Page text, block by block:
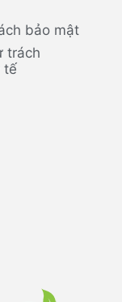
bảo mật
trách
tế